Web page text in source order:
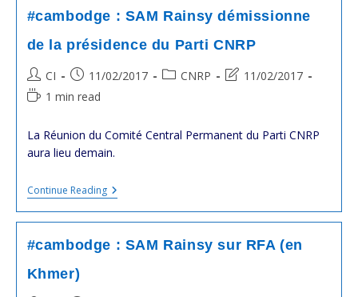
Sur
Aljazeera
#cambodge : SAM Rainsy démissionne
de la présidence du Parti CNRP
Post
author:
CI
Post
published:
11/02/2017
PostCNRP
Post11/02/2017
Reading1 min read
La Réunion du Comité Central Permanent du Parti CNRP
aura lieu demain.
Continue Reading#cambodge
:
SAM
Démissionne
De
#cambodge : SAM Rainsy sur RFA (en
Khmer)